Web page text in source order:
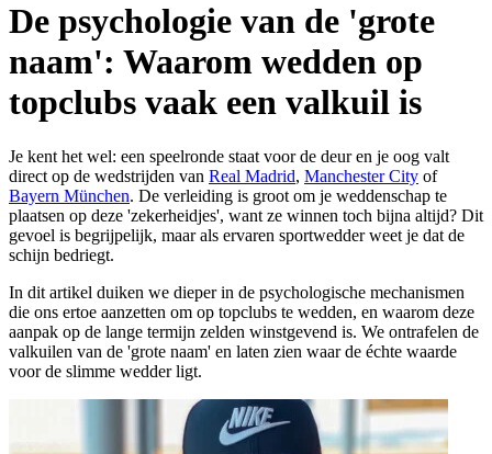
De psychologie van de 'grote
naam': Waarom wedden op
topclubs vaak een valkuil is
Je kent het wel: een speelronde staat voor de deur en je oog valt
direct op de wedstrijden van Real Madrid, Manchester City of
Bayern München. De verleiding is groot om je weddenschap te
plaatsen op deze 'zekerheidjes', want ze winnen toch bijna altijd? Dit
gevoel is begrijpelijk, maar als ervaren sportwedder weet je dat de
schijn bedriegt.
In dit artikel duiken we dieper in de psychologische mechanismen
die ons ertoe aanzetten om op topclubs te wedden, en waarom deze
aanpak op de lange termijn zelden winstgevend is. We ontrafelen de
valkuilen van de 'grote naam' en laten zien waar de échte waarde
voor de slimme wedder ligt.